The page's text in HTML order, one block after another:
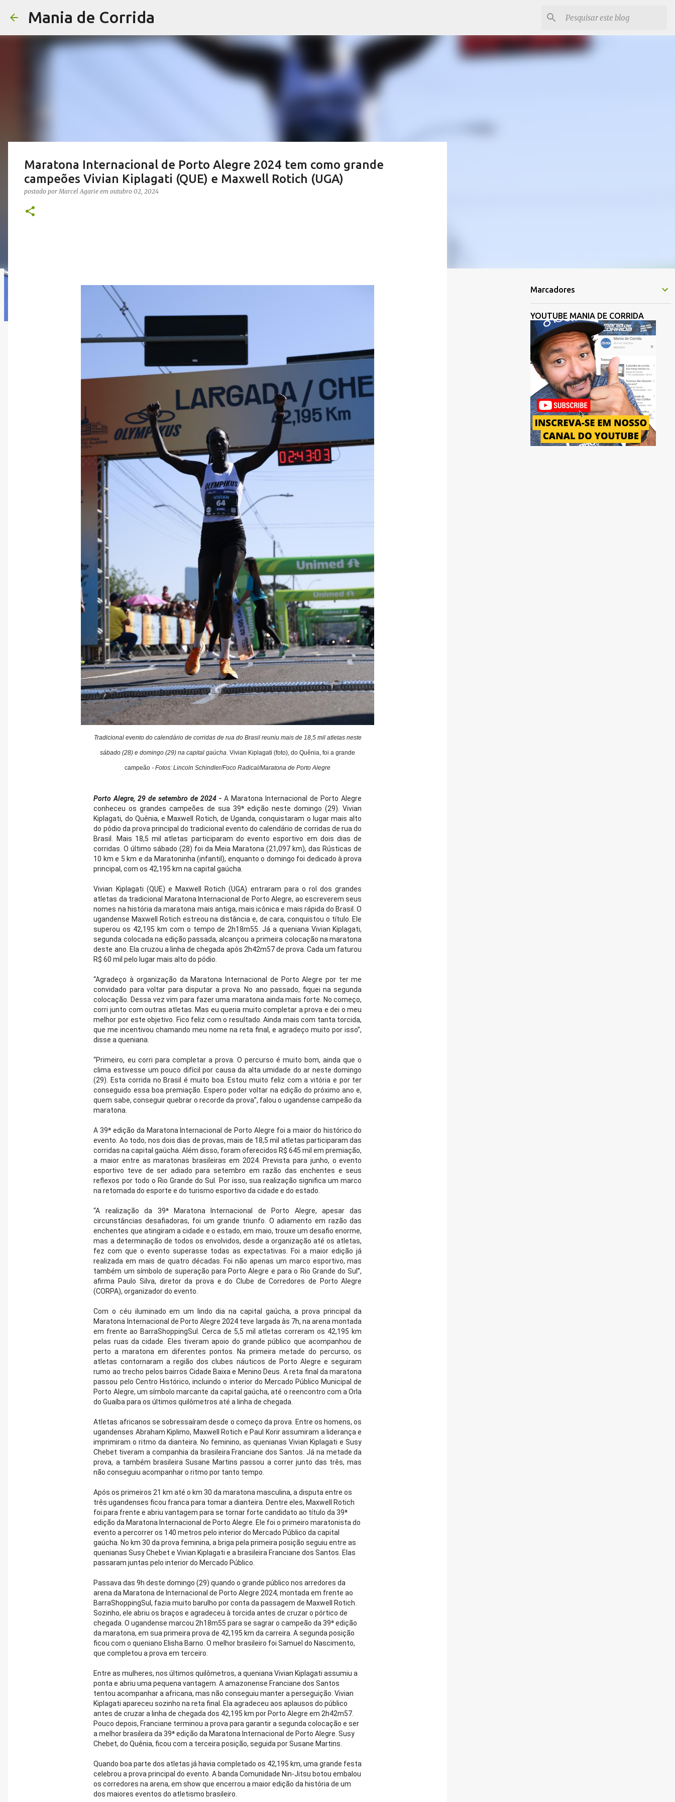
Mania de Corrida
Maratona Internacional de Porto Alegre 2024 tem como grande
campeões Vivian Kiplagati (QUE) e Maxwell Rotich (UGA)
postado porMarcel Agarie em outubro 02, 2024
Tradicional evento do calendário de corridas de rua do Brasil reuniu mais de 18,5 mil atletas neste
sábado (28) e domingo (29) na capital gaúcha.Vivian Kiplagati (foto), do Quênia, foi a grande
campeão - Fotos: Lincoln Schindler/Foco Radical/Maratona de Porto Alegre
Porto Alegre, 29 de setembro de 2024 -A Maratona Internacional de Porto Alegre
conheceu os grandes campeões de sua 39ª edição neste domingo (29). Vivian
Kiplagati, do Quênia, e Maxwell Rotich, de Uganda, conquistaram o lugar mais alto
do pódio da prova principal do tradicional evento do calendário de corridas de rua do
Brasil. Mais 18,5 mil atletas participaram do evento esportivo em dois dias de
corridas. O último sábado (28) foi da Meia Maratona (21,097 km), das Rústicas de
10 km e 5 km e da Maratoninha (infantil), enquanto o domingo foi dedicado à prova
principal, com os 42,195 km na capital gaúcha.
Vivian Kiplagati (QUE) e Maxwell Rotich (UGA) entraram para o rol dos grandes
atletas da tradicional Maratona Internacional de Porto Alegre, ao escreverem seus
nomes na história da maratona mais antiga, mais icônica e mais rápida do Brasil. O
ugandense Maxwell Rotich estreou na distância e, de cara, conquistou o título. Ele
superou os 42,195 km com o tempo de 2h18m55. Já a queniana Vivian Kiplagati,
segunda colocada na edição passada, alcançou a primeira colocação na maratona
deste ano. Ela cruzou a linha de chegada após 2h42m57 de prova. Cada um faturou
R$ 60 mil pelo lugar mais alto do pódio.
“Agradeço à organização da Maratona Internacional de Porto Alegre por ter me
convidado para voltar para disputar a prova. No ano passado, fiquei na segunda
colocação. Dessa vez vim para fazer uma maratona ainda mais forte. No começo,
corri junto com outras atletas. Mas eu queria muito completar a prova e dei o meu
melhor por este objetivo. Fico feliz com o resultado. Ainda mais com tanta torcida,
que me incentivou chamando meu nome na reta final, e agradeço muito por isso”,
disse a queniana.
“Primeiro, eu corri para completar a prova. O percurso é muito bom, ainda que o
clima estivesse um pouco difícil por causa da alta umidade do ar neste domingo
(29). Esta corrida no Brasil é muito boa. Estou muito feliz com a vitória e por ter
conseguido essa boa premiação. Espero poder voltar na edição do próximo ano e,
quem sabe, conseguir quebrar o recorde da prova”, falou o ugandense campeão da
maratona.
A 39ª edição da Maratona Internacional de Porto Alegre foi a maior do histórico do
evento. Ao todo, nos dois dias de provas, mais de 18,5 mil atletas participaram das
corridas na capital gaúcha. Além disso, foram oferecidos R$ 645 mil em premiação,
a maior entre as maratonas brasileiras em 2024. Prevista para junho, o evento
esportivo teve de ser adiado para setembro em razão das enchentes e seus
reflexos por todo o Rio Grande do Sul. Por isso, sua realização significa um marco
na retomada do esporte e do turismo esportivo da cidade e do estado.
“A realização da 39ª Maratona Internacional de Porto Alegre, apesar das
circunstâncias desafiadoras, foi um grande triunfo. O adiamento em razão das
enchentes que atingiram a cidade e o estado, em maio, trouxe um desafio enorme,
mas a determinação de todos os envolvidos, desde a organização até os atletas,
fez com que o evento superasse todas as expectativas. Foi a maior edição já
realizada em mais de quatro décadas. Foi não apenas um marco esportivo, mas
também um símbolo de superação para Porto Alegre e para o Rio Grande do Sul”,
afirma Paulo Silva, diretor da prova e do Clube de Corredores de Porto Alegre
(CORPA), organizador do evento.
Com o céu iluminado em um lindo dia na capital gaúcha, a prova principal da
Maratona Internacional de Porto Alegre 2024 teve largada às 7h, na arena montada
em frente ao BarraShoppingSul. Cerca de 5,5 mil atletas correram os 42,195 km
pelas ruas da cidade. Eles tiveram apoio do grande público que acompanhou de
perto a maratona em diferentes pontos. Na primeira metade do percurso, os
atletas contornaram a região dos clubes náuticos de Porto Alegre e seguiram
rumo ao trecho pelos bairros Cidade Baixa e Menino Deus. A reta final da maratona
passou pelo Centro Histórico, incluindo o interior do Mercado Público Municipal de
Porto Alegre, um símbolo marcante da capital gaúcha, até o reencontro com a Orla
do Guaíba para os últimos quilômetros até a linha de chegada.
Atletas africanos se sobressaíram desde o começo da prova. Entre os homens, os
ugandenses Abraham Kiplimo, Maxwell Rotich e Paul Korir assumiram a liderança e
imprimiram o ritmo da dianteira. No feminino, as quenianas Vivian Kiplagati e Susy
Chebet tiveram a companhia da brasileira Franciane dos Santos. Já na metade da
prova, a também brasileira Susane Martins passou a correr junto das três, mas
não conseguiu acompanhar o ritmo por tanto tempo.
Após os primeiros 21 km até o km 30 da maratona masculina, a disputa entre os
três ugandenses ficou franca para tomar a dianteira. Dentre eles, Maxwell Rotich
foi para frente e abriu vantagem para se tornar forte candidato ao título da 39ª
edição da Maratona Internacional de Porto Alegre. Ele foi o primeiro maratonista do
evento a percorrer os 140 metros pelo interior do Mercado Público da capital
gaúcha. No km 30 da prova feminina, a briga pela primeira posição seguiu entre as
quenianas Susy Chebet e Vivian Kiplagati e a brasileira Franciane dos Santos. Elas
passaram juntas pelo interior do Mercado Público.
Passava das 9h deste domingo (29) quando o grande público nos arredores da
arena da Maratona de Internacional de Porto Alegre 2024, montada em frente ao
BarraShoppingSul, fazia muito barulho por conta da passagem de Maxwell Rotich.
Sozinho, ele abriu os braços e agradeceu à torcida antes de cruzar o pórtico de
chegada. O ugandense marcou 2h18m55 para se sagrar o campeão da 39ª edição
da maratona, em sua primeira prova de 42,195 km da carreira. A segunda posição
ficou com o queniano Elisha Barno. O melhor brasileiro foi Samuel do Nascimento,
que completou a prova em terceiro.
Entre as mulheres, nos últimos quilômetros, a queniana Vivian Kiplagati assumiu a
ponta e abriu uma pequena vantagem. A amazonense Franciane dos Santos
tentou acompanhar a africana, mas não conseguiu manter a perseguição. Vivian
Kiplagati apareceu sozinho na reta final. Ela agradeceu aos aplausos do público
antes de cruzar a linha de chegada dos 42,195 km por Porto Alegre em 2h42m57.
Pouco depois, Franciane terminou a prova para garantir a segunda colocação e ser
a melhor brasileira da 39ª edição da Maratona Internacional de Porto Alegre. Susy
Chebet, do Quênia, ficou com a terceira posição, seguida por Susane Martins.
Quando boa parte dos atletas já havia completado os 42,195 km, uma grande festa
celebrou a prova principal do evento. A banda Comunidade Nin-Jitsu botou embalou
os corredores na arena, em show que encerrou a maior edição da história de um
dos maiores eventos do atletismo brasileiro.
Marcadores
YOUTUBE MANIA DE CORRIDA